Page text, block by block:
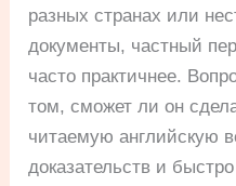
разных странах или
документы, частный
часто практичнее.
том, сможет ли он
читаемую английскую
доказательств и